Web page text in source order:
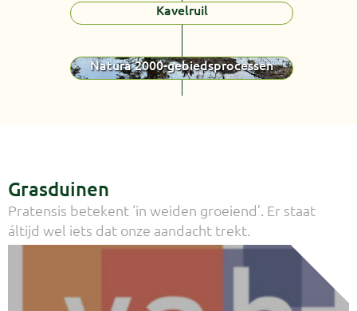
Kavelruil
Natura 2000-gebiedsprocessen
Grasduinen
Pratensis betekent ‘in weiden groeiend’. Er staat
áltijd wel iets dat onze aandacht trekt.